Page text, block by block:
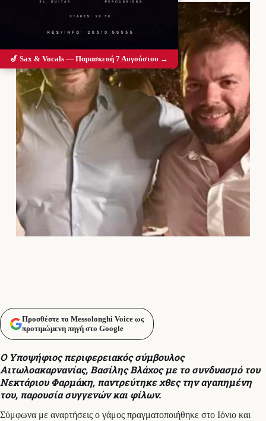
Προσθέστε το Messolonghi Voice ως
προτιμώμενη πηγή στο Google
Ο Υποψήφιος περιφερειακός σύμβουλος
Αιτωλοακαρνανίας, Βασίλης Βλάχος με το συνδυασμό του
Νεκτάριου Φαρμάκη, παντρεύτηκε χθες την αγαπημένη
του, παρουσία συγγενών και φίλων.
Σύμφωνα με αναρτήσεις ο γάμος πραγματοποιήθηκε στο Ιόνιο και
🎷 Sax & Vocals — Παρασκευή 7 Αυγούστου →